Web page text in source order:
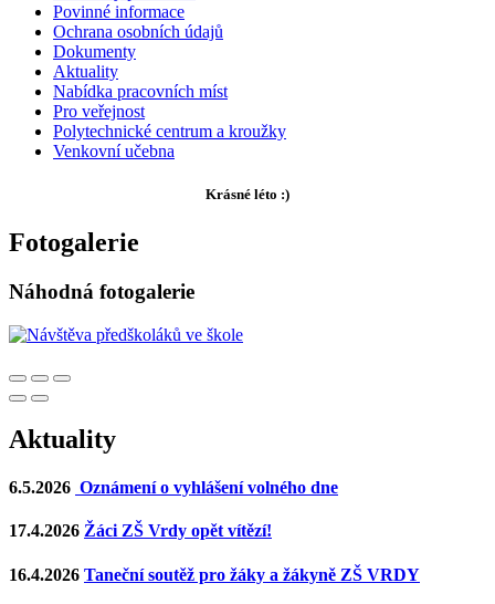
Povinné informace
Ochrana osobních údajů
Dokumenty
Aktuality
Nabídka pracovních míst
Pro veřejnost
Polytechnické centrum a kroužky
Venkovní učebna
Krásné léto :)
Fotogalerie
Náhodná fotogalerie
Aktuality
6.5.2026 Oznámení o vyhlášení volného dne
17.4.2026 Žáci ZŠ Vrdy opět vítězí!
16.4.2026 Taneční soutěž pro žáky a žákyně ZŠ VRDY